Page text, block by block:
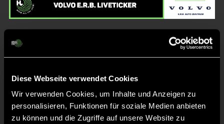
Diese Webseite verwendet Cookies
Wir verwenden Cookies, um Inhalte und Anzeigen zu
personalisieren, Funktionen für soziale Medien anbieten
zu können und die Zugriffe auf unsere Website zu
Liveticker
20'
Abpfiff
Spiel beendet
19' TOR 0:1, FELDTOR